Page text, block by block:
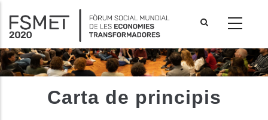
contingut
Carta de principis